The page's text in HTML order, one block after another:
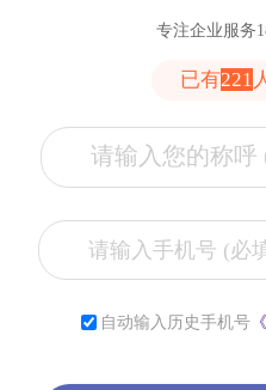
专注企业服务
已有221
自动输入历史手机号
张**
李**